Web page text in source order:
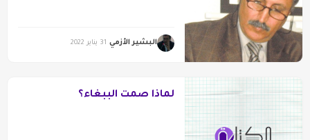
البشير الأزمي 31 يناير 2022
لماذا صمت الببغاء؟